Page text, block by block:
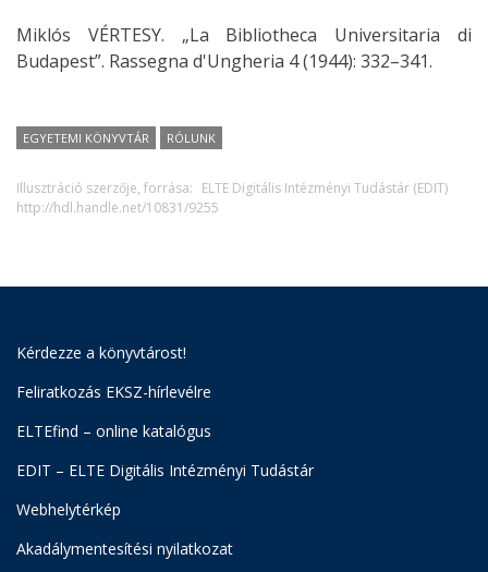
Miklós VÉRTESY. „La Bibliotheca Universitaria di
Budapest”. Rassegna d'Ungheria 4 (1944): 332–341.
EGYETEMI KÖNYVTÁR RÓLUNK
Illusztráció szerzője, forrása: ELTE Digitális Intézményi Tudástár (EDIT)
http://hdl.handle.net/10831/9255
Kérdezze a könyvtárost!
Feliratkozás EKSZ-hírlevélre
ELTEfind – online katalógus
EDIT – ELTE Digitális Intézményi Tudástár
Webhelytérkép
Akadálymentesítési nyilatkozat